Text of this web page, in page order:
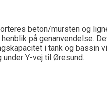
beton/mursten og
på genanvendelse.
i tank og bassin
under Y-vej til Øresund.